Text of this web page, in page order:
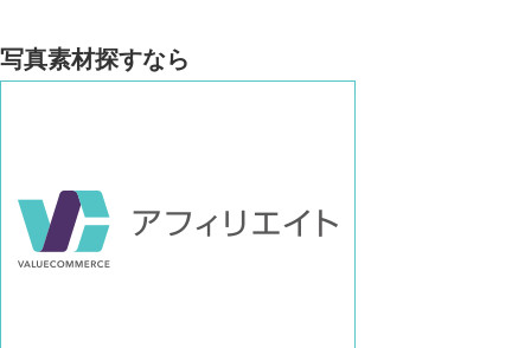
写真素材探すなら